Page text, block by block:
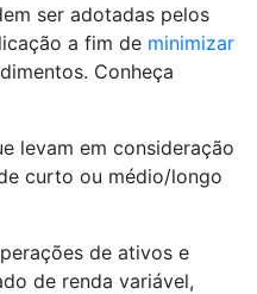
ser adotadas pelos
a fim de minimizar
Conheça
levam em consideração
curto ou médio/longo
de ativos e
de renda variável,